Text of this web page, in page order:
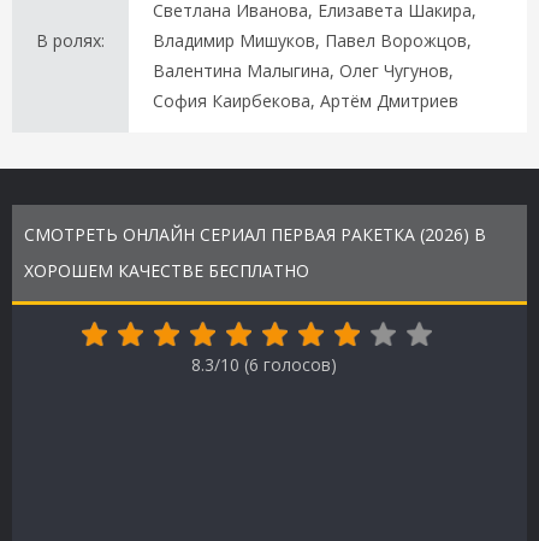
В ролях:
Светлана Иванова, Елизавета Шакира,
Владимир Мишуков, Павел Ворожцов,
Валентина Малыгина, Олег Чугунов,
София Каирбекова, Артём Дмитриев
СМОТРЕТЬ ОНЛАЙН СЕРИАЛ ПЕРВАЯ РАКЕТКА (2026) В
ХОРОШЕМ КАЧЕСТВЕ БЕСПЛАТНО
8.3/10 (6 голосов)